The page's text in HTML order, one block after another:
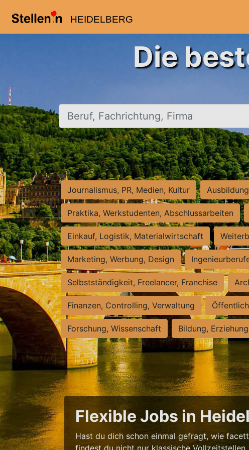
HEIDELBERG
Die
Beruf, Fachrichtung, Firma
Journalismus, PR, Medien, Kultur
Praktika, Werkstudenten, Abschlussarbeiten
Einkauf, Logistik, Materialwirtschaft
Marketing, Werbung, Design
Selbstständigkeit, Freelancer, Franchise
Finanzen, Controlling, Verwaltung
Forschung, Wissenschaft Bildung,
Flexible Jobs in
Hast du dich schon einmal gefragt, wie